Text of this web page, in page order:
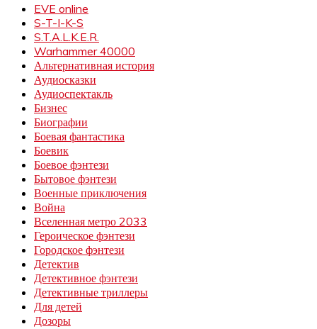
EVE online
S-T-I-K-S
S.T.A.L.K.E.R.
Warhammer 40000
Альтернативная история
Аудиосказки
Аудиоспектакль
Бизнес
Биографии
Боевая фантастика
Боевик
Боевое фэнтези
Бытовое фэнтези
Военные приключения
Война
Вселенная метро 2033
Героическое фэнтези
Городское фэнтези
Детектив
Детективное фэнтези
Детективные триллеры
Для детей
Дозоры